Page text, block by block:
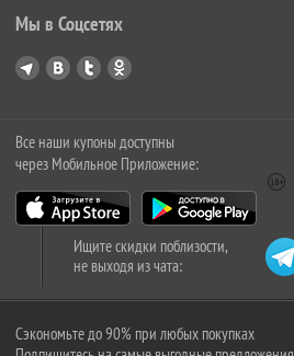
Мы в Соцсетях
Все наши купоны доступны
через Мобильное Приложение:
Ищите скидки поблизости,
не выходя из чата:
Сэкономьте до 90% при любых покупках